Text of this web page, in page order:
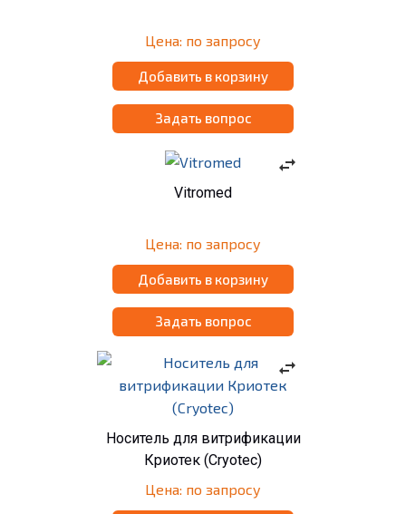
Цена: по запросу
Добавить в корзину
Задать вопрос
swap_horiz
Vitromed
Цена: по запросу
Добавить в корзину
Задать вопрос
swap_horiz
Носитель для витрификации
Криотек (Cryotec)
Цена: по запросу